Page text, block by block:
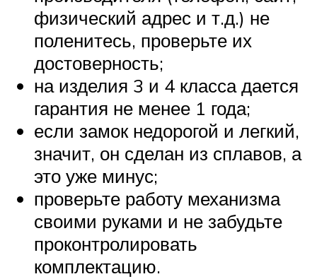
физический адрес и т.д.) не
поленитесь, проверьте их
достоверность;
на изделия 3 и 4 класса дается
гарантия не менее 1 года;
если замок недорогой и легкий,
значит, он сделан из сплавов, а
это уже минус;
проверьте работу механизма
своими руками и не забудьте
проконтролировать
комплектацию.